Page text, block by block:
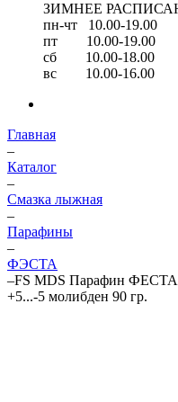
ЗИМНЕЕ
пн-чт 10.00-19.00
пт 10.00-19.00
сб 10.00-18.00
вс 10.00-16.00
Главная
–
Каталог
–
Смазка лыжная
–
Парафины
–
ФЭСТА
–FS MDS Парафин
+5...-5 молибден 90 гр.